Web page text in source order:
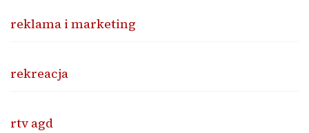
reklama i marketing
rekreacja
rtv agd